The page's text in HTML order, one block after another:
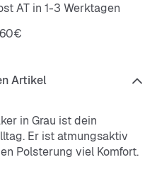
AT in 1-3 Werktagen
Artikel
in Grau ist dein
Er ist atmungsaktiv
Polsterung viel Komfort.
sorgt für